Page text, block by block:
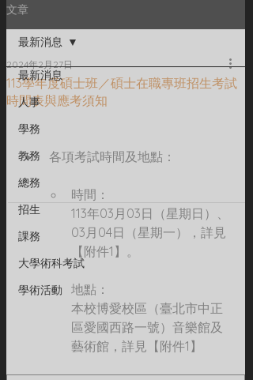
文章
最新消息
人事
學務
教務
總務
招生
課務
大學術科考試
學術活動
最新消息
113學年度碩士班／碩士在職專班招生考試
時間表與應考須知
2024年2月27日
各項考試時間及地點：
時間：
113年03月03日（星期日）、
03月04日（星期一），詳見
【附件1】。
地點：
本校博愛校區（臺北市中正
區愛國西路一號）音樂館及
藝術館，詳見【附件1】